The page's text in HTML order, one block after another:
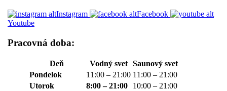
Instagram
Facebook
Youtube
Pracovná doba:
Deň Vodný svet
Saunový svet
Pondelok
11:00 – 21:00 11:00 – 21:00
Utorok
8:00 – 21:00
10:00 – 21:00